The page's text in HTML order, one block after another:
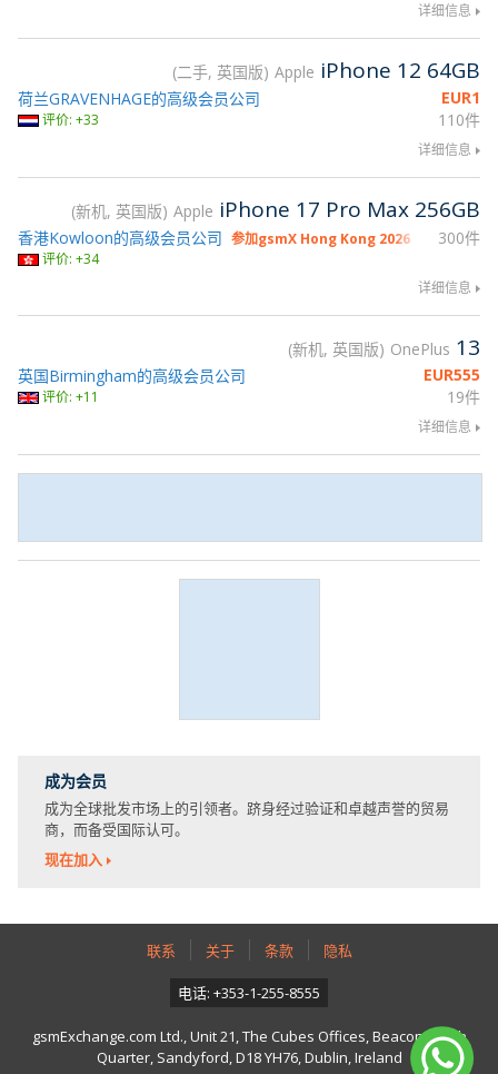
详细信息
二手, 英国版 Apple iPhone 12 64GB
EUR1
110件
荷兰GRAVENHAGE的高级会员公司
评价: +33
详细信息
新机, 英国版 Apple iPhone 17 Pro Max 256GB
300件
香港Kowloon的高级会员公司 参加gsmX Hong Kong 2026
评价: +34
详细信息
新机, 英国版 OnePlus 13
EUR555
19件
英国Birmingham的高级会员公司
评价: +11
详细信息
成为会员
成为全球批发市场上的引领者。跻身经过验证和卓越声誉的贸易
商，而备受国际认可。
现在加入
联系 关于 条款 隐私
电话: +353-1-255-8555
gsmExchange.com Ltd., Unit 21, The Cubes Offices, Beacon South
Quarter, Sandyford, D18 YH76, Dublin, Ireland